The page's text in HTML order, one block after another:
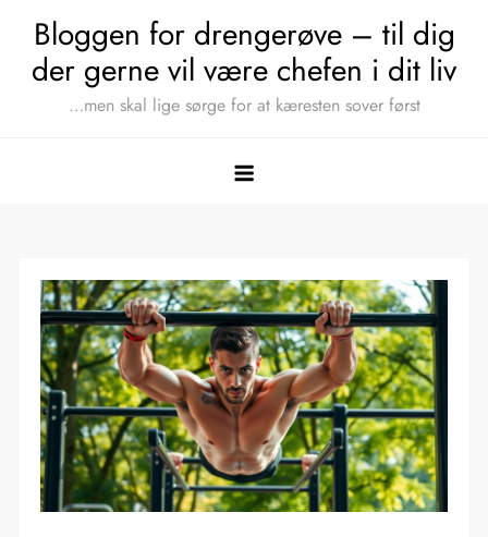
content
Bloggen for drengerøve – til dig
der gerne vil være chefen i dit liv
…men skal lige sørge for at kæresten sover først